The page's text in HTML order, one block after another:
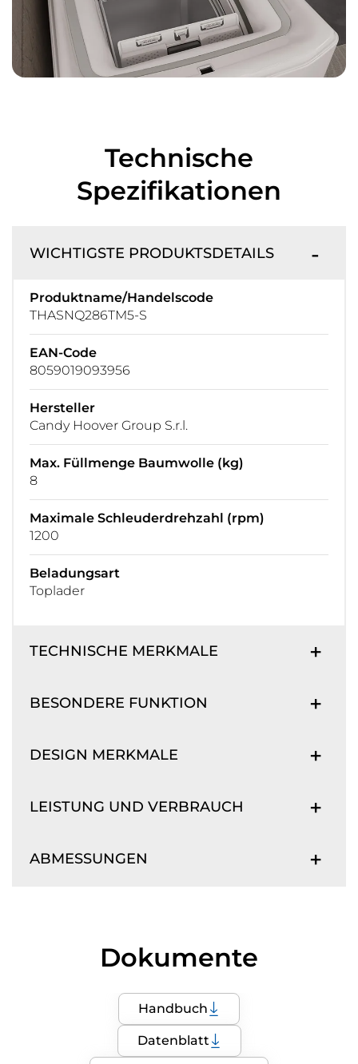
Technische
Spezifikationen
WICHTIGSTE PRODUKTSDETAILS
Produktname/Handelscode
THASNQ286TM5-S
EAN-Code
8059019093956
Hersteller
Candy Hoover Group S.r.l.
Max. Füllmenge Baumwolle (kg)
8
Maximale Schleuderdrehzahl (rpm)
1200
Beladungsart
Toplader
TECHNISCHE MERKMALE
BESONDERE FUNKTION
DESIGN MERKMALE
LEISTUNG UND VERBRAUCH
ABMESSUNGEN
Dokumente
Handbuch
Datenblatt